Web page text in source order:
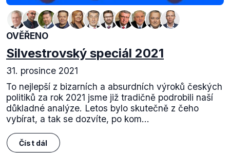
OVĚŘENO
Silvestrovský speciál 2021
31. prosince 2021
To nejlepší z bizarních a absurdních výroků českých
politiků za rok 2021 jsme již tradičně podrobili naší
důkladné analýze. Letos bylo skutečně z čeho
vybírat, a tak se dozvíte, po kom...
Číst dál